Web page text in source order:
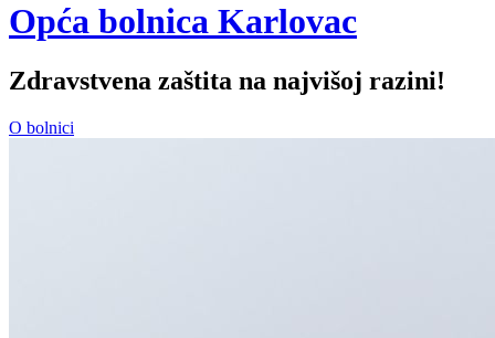
Opća bolnica Karlovac
Zdravstvena zaštita na najvišoj razini!
O bolnici